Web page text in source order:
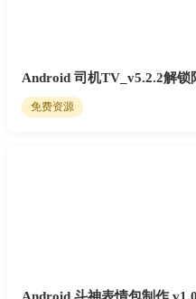
Android 司机TV_v5.2.2解锁
免费资源